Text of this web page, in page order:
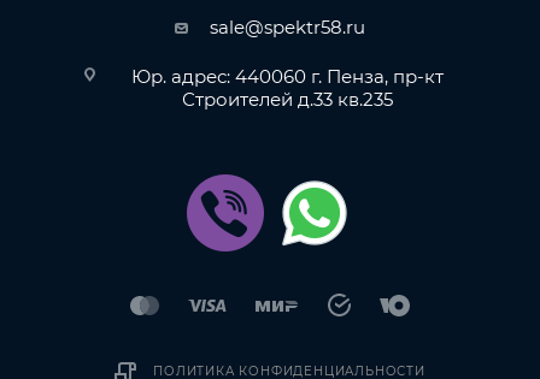
sale@spektr58.ru
Юр. адрес: 440060 г. Пенза, пр-кт
Строителей д.33 кв.235
ПОЛИТИКА КОНФИДЕНЦИАЛЬНОСТИ